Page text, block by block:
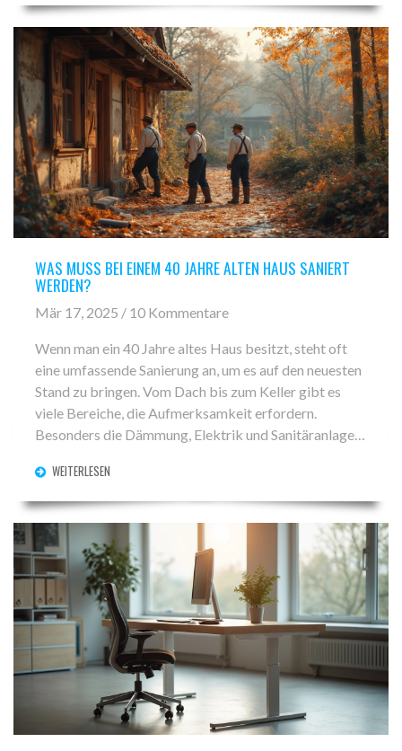
ausführliche Aufschlüsselung der Kosten und
wertvolle Tipps, damit du die beste Entscheidung
treffen kannst.
WAS MUSS BEI EINEM 40 JAHRE ALTEN HAUS SANIERT
WERDEN?
Mär 17, 2025 / 10 Kommentare
Wenn man ein 40 Jahre altes Haus besitzt, steht oft
eine umfassende Sanierung an, um es auf den neuesten
Stand zu bringen. Vom Dach bis zum Keller gibt es
viele Bereiche, die Aufmerksamkeit erfordern.
Besonders die Dämmung, Elektrik und Sanitäranlagen
Arbeiten sind unerlässlich, um kosteneffizient zu
bleiben.
WEITERLESEN